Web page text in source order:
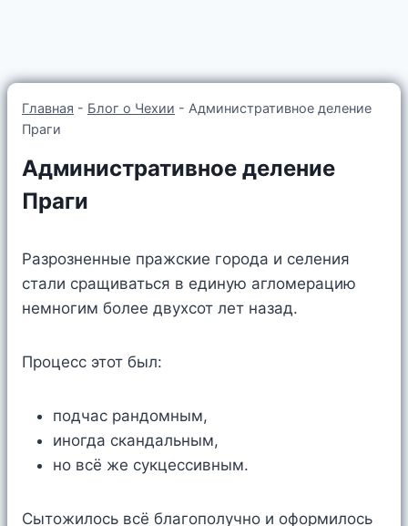
Главная - Блог о Чехии - Административное деление
Праги
Административное деление
Праги
Разрозненные пражские города и селения
стали сращиваться в единую агломерацию
немногим более двухсот лет назад.
Процесс этот был:
подчас рандомным,
иногда скандальным,
но всё же сукцессивным.
Сытожилось всё благополучно и оформилось